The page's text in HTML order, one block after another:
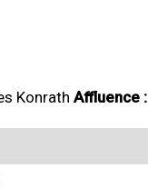
Konrath Affluence :